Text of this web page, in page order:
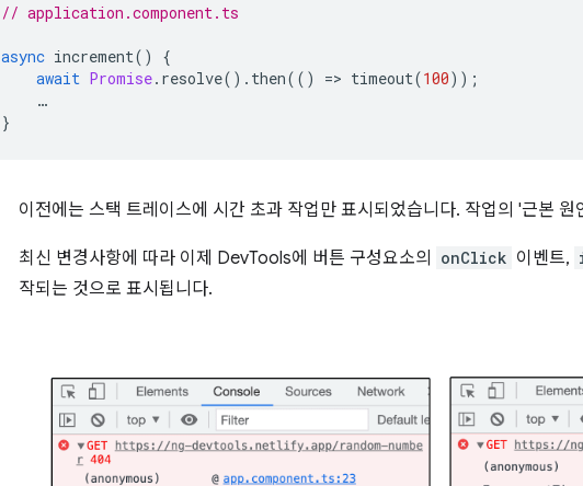
// application.component.ts
async increment()
{
await Promise. resolve(). then(() => timeout(100));
…
}
이전에는 스택 트레이스에 시간 초과 작업만 표시되었습니다. 작업의 '근본
최신 변경사항에 따라 이제 DevTools에 버튼 구성요소의 onClick 이벤트,
작되는 것으로 표시됩니다.